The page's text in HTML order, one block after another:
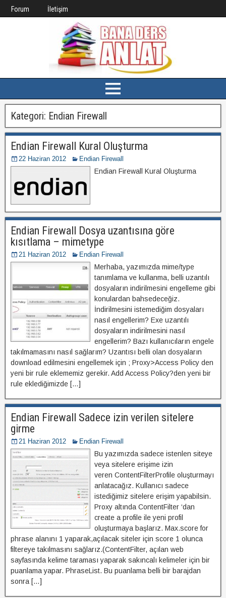
Forum İletişim
Kategori: Endian Firewall
Endian Firewall Kural Oluşturma
22 Haziran 2012 Endian Firewall
Endian Firewall Kural Oluşturma
Endian Firewall Dosya uzantısına göre
kısıtlama – mimetype
21 Haziran 2012 Endian Firewall
Merhaba, yazımızda mime/type
tanımlama ve kullanma, belli uzantılı
dosyaların indirilmesini engelleme gibi
konulardan bahsedeceğiz.
İndirilmesini istemediğim dosyaları
nasıl engellerim? Exe uzantılı
dosyaların indirilmesini nasıl
engellerim? Bazı kullanıcıların engele
takılmamasını nasıl sağlarım? Uzantısı belli olan dosyaların
download edilmesini engellemek için ; Proxy>Access Policy den
yeni bir rule eklememiz gerekir. Add Access Policy?den yeni bir
rule eklediğimizde […]
Endian Firewall Sadece izin verilen sitelere
girme
21 Haziran 2012 Endian Firewall
Bu yazımızda sadece istenlen siteye
veya sitelere erişime izin
veren ContentFilterProfile oluşturmayı
anlatacağız. Kullanıcı sadece
istediğimiz sitelere erişim yapabilsin.
Proxy altında ContentFilter ‘dan
create a profile ile yeni profil
oluşturmaya başlarız. Max.score for
phrase alanını 1 yaparak,açılacak siteler için score 1 olunca
filtereye takılmasını sağlarız.(ContentFilter, açılan web
sayfasında kelime taraması yaparak sakıncalı kelimeler için bir
puanlama yapar. PhraseList. Bu puanlama belli bir barajdan
sonra […]